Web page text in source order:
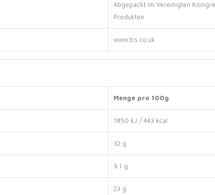
Abgepackt im Vereinigten
Produkten
www.trs.co.uk
Menge pro 100g
1850 kJ / 443 kcal
32 g
9.1 g
23 g